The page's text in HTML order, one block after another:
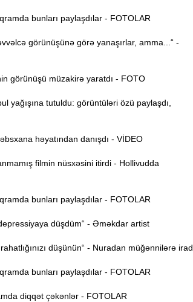
bunları paylaşdılar - FOTOLAR
görünüşünə görə yanaşırlar, amma...“ -
görünüşü müzakirə yaratdı - FOTO
yağışına tutuldu: görüntüləri özü paylaşdı,
həyatından danışdı - VİDEO
filmin nüsxəsini itirdi - Hollivudda
bunları paylaşdılar - FOTOLAR
düşdüm“ - Əməkdar artist
düşünün“ - Nuradan müğənnilərə irad
bunları paylaşdılar - FOTOLAR
diqqət çəkənlər - FOTOLAR